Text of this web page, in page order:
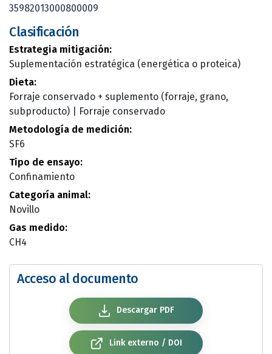
35982013000800009
Clasificación
Estrategia mitigación:
Suplementación estratégica (energética o proteica)
Dieta:
Forraje conservado + suplemento (forraje, grano,
subproducto)
Forraje conservado
Metodología de medición:
SF6
Tipo de ensayo:
Confinamiento
Categoría animal:
Novillo
Gas medido:
CH4
Acceso al documento
Descargar PDF
Link externo / DOI